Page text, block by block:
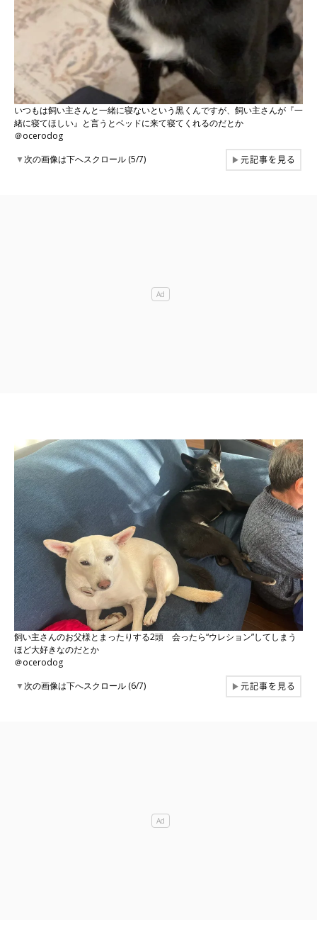
いつもは飼い主さんと一緒に寝ないという黒くんですが、飼い主さんが『一
緒に寝てほしい』と言うとベッドに来て寝てくれるのだとか
＠ocerodog
▼次の画像は下へスクロール (5/7) ▶元記事を見る
飼い主さんのお父様とまったりする2頭 会ったら“ウレション”してしまう
ほど大好きなのだとか
＠ocerodog
▼次の画像は下へスクロール (6/7) ▶元記事を見る